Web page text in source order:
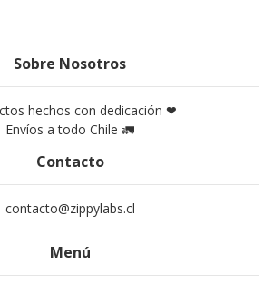
Sobre Nosotros
hechos con dedicación ❤
Envíos a todo Chile 🚛
Contacto
contacto@zippylabs.cl
Menú